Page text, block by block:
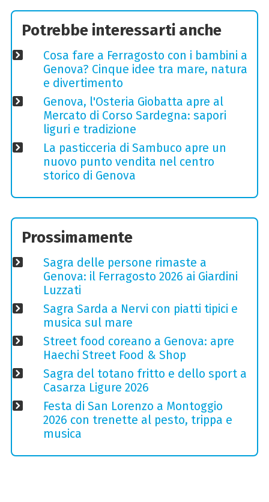
Potrebbe interessarti anche
Cosa fare a Ferragosto con i bambini a
Genova? Cinque idee tra mare, natura
e divertimento
Genova, l'Osteria Giobatta apre al
Mercato di Corso Sardegna: sapori
liguri e tradizione
La pasticceria di Sambuco apre un
nuovo punto vendita nel centro
storico di Genova
Prossimamente
Sagra delle persone rimaste a
Genova: il Ferragosto 2026 ai Giardini
Luzzati
Sagra Sarda a Nervi con piatti tipici e
musica sul mare
Street food coreano a Genova: apre
Haechi Street Food & Shop
Sagra del totano fritto e dello sport a
Casarza Ligure 2026
Festa di San Lorenzo a Montoggio
2026 con trenette al pesto, trippa e
musica